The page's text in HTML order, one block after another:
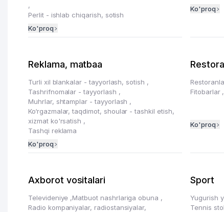
,
Perlit - ishlab chiqarish, sotish
Ko'proq
Ko'proq
Reklama, matbaa
Turli xil blankalar - tayyorlash, sotish ,
Tashrifnomalar - tayyorlash ,
Muhrlar, shtamplar - tayyorlash ,
Ko‘rgazmalar, taqdimot, shoular - tashkil etish,
xizmat ko'rsatish ,
Tashqi reklama
Ko'proq
Fitobarlar ,
Ko'proq
Axborot vositalari
Televideniye ,Matbuot nashrlariga obuna ,
Radio kompaniyalar, radiostansiyalar,
Sport
Yugurish
Tennis